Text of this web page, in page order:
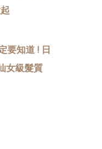
要知道 ! 日
女級髮質